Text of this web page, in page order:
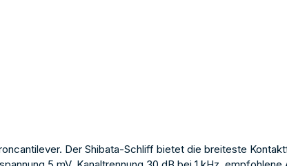
Der Shibata-Schliff bietet die breiteste